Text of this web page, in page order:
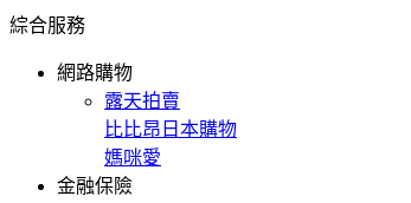
綜合服務
網路購物
露天拍賣
比比昂日本購物
媽咪愛
金融保險